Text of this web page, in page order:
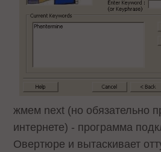
жмем next (но обязательно
интернете) - программа
Овертюре и вытаскивает